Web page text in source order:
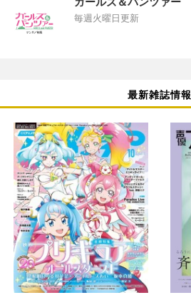
毎週火曜日更新
最新雑誌情報